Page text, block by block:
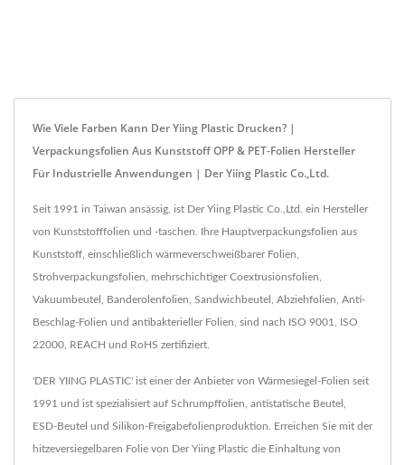
Wie Viele Farben Kann Der Yiing Plastic Drucken? |
Verpackungsfolien Aus Kunststoff OPP & PET-Folien Hersteller
Für Industrielle Anwendungen | Der Yiing Plastic Co.,Ltd.
Seit 1991 in Taiwan ansässig, ist Der Yiing Plastic Co.,Ltd. ein Hersteller
von Kunststofffolien und -taschen. Ihre Hauptverpackungsfolien aus
Kunststoff, einschließlich wärmeverschweißbarer Folien,
Strohverpackungsfolien, mehrschichtiger Coextrusionsfolien,
Vakuumbeutel, Banderolenfolien, Sandwichbeutel, Abziehfolien, Anti-
Beschlag-Folien und antibakterieller Folien, sind nach ISO 9001, ISO
22000, REACH und RoHS zertifiziert.
'DER YIING PLASTIC' ist einer der Anbieter von Wärmesiegel-Folien seit
1991 und ist spezialisiert auf Schrumpffolien, antistatische Beutel,
ESD-Beutel und Silikon-Freigabefolienproduktion. Erreichen Sie mit der
hitzeversiegelbaren Folie von Der Yiing Plastic die Einhaltung von